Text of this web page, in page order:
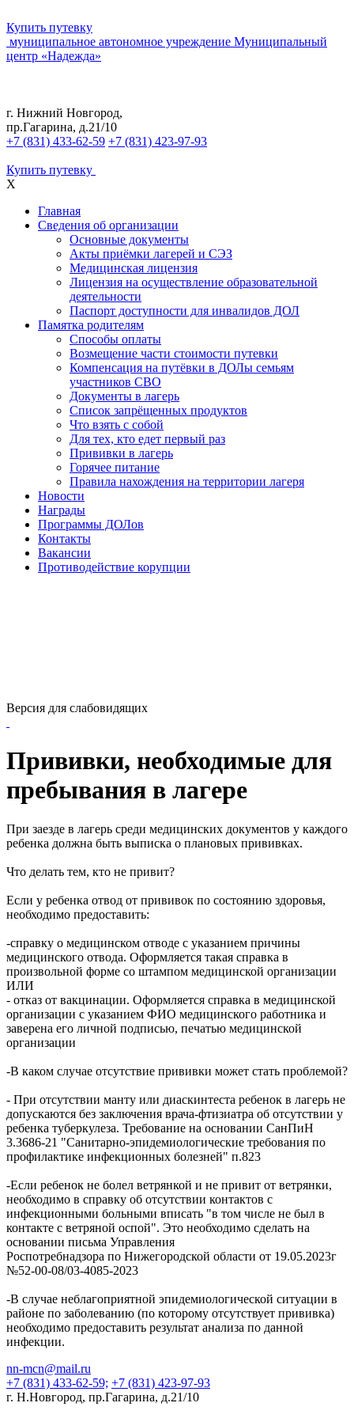
Купить путевку
муниципальное автономное учреждение Муниципальный
центр «Надежда»
г. Нижний Новгород,
пр.Гагарина, д.21/10
+7 (831) 433-62-59 +7 (831) 423-97-93
Купить путевку
X
Главная
Сведения об организации
Основные документы
Акты приёмки лагерей и СЭЗ
Медицинская лицензия
Лицензия на осуществление образовательной
деятельности
Паспорт доступности для инвалидов ДОЛ
Памятка родителям
Способы оплаты
Возмещение части стоимости путевки
Компенсация на путёвки в ДОЛы семьям
участников СВО
Документы в лагерь
Список запрёщенных продуктов
Что взять с собой
Для тех, кто едет первый раз
Прививки в лагерь
Горячее питание
Правила нахождения на территории лагеря
Новости
Награды
Программы ДОЛов
Контакты
Вакансии
Противодействие корупции
Версия для слабовидящих
Прививки, необходимые для
пребывания в лагере
При заезде в лагерь среди медицинских документов у каждого
ребенка должна быть выписка о плановых прививках.
Что делать тем, кто не привит?
Если у ребенка отвод от прививок по состоянию здоровья,
необходимо предоставить:
-справку о медицинском отводе с указанием причины
медицинского отвода. Оформляется такая справка в
произвольной форме со штампом медицинской организации
ИЛИ
- отказ от вакцинации. Оформляется справка в медицинской
организации с указанием ФИО медицинского работника и
заверена его личной подписью, печатью медицинской
организации
-В каком случае отсутствие прививки может стать проблемой?
- При отсутствии манту или диаскинтеста ребенок в лагерь не
допускаются без заключения врача-фтизиатра об отсутствии у
ребенка туберкулеза. Требование на основании СанПиН
3.3686-21 "Санитарно-эпидемиологические требования по
профилактике инфекционных болезней" п.823
-Если ребенок не болел ветрянкой и не привит от ветрянки,
необходимо в справку об отсутствии контактов с
инфекционными больными вписать "в том числе не был в
контакте с ветряной оспой". Это необходимо сделать на
основании письма Управления
Роспотребнадзора по Нижегородской области от 19.05.2023г
№52-00-08/03-4085-2023
-В случае неблагоприятной эпидемиологической ситуации в
районе по заболеванию (по которому отсутствует прививка)
необходимо предоставить результат анализа по данной
инфекции.​
nn-mcn@mail.ru
+7 (831) 433-62-59; +7 (831) 423-97-93
г. Н.Новгород, пр.Гагарина, д.21/10